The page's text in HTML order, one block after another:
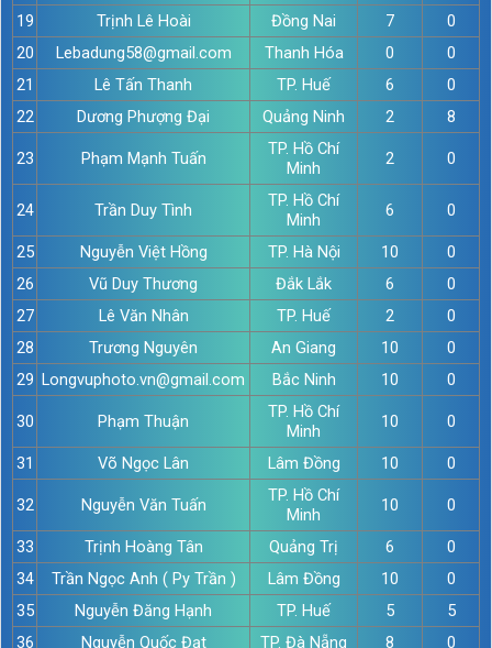
19
Trịnh Lê Hoài Đồng Nai 7
0
20
Lebadung58@gmail.com Thanh Hóa 0
0
21
Lê Tấn Thanh TP. Huế 6
0
22
Dương Phượng Đại Quảng Ninh 2 8
23 Phạm Mạnh Tuấn
TP. Hồ Chí
Minh
2 0
24 Trần Duy Tình
TP. Hồ Chí
Minh
6 0
25 Nguyễn Việt Hồng TP. Hà Nội 10
0
26
Vũ Duy Thương Đắk Lắk 6
0
27
Lê Văn Nhân TP. Huế 2
0
28
Trương Nguyên An Giang 10
0
29 Longvuphoto.vn@gmail.com Bắc Ninh 10 0
30 Phạm Thuận
TP. Hồ Chí
Minh
10 0
31 Võ Ngọc Lân Lâm Đồng 10 0
32 Nguyễn Văn Tuấn
TP. Hồ Chí
Minh
10 0
33 Trịnh Hoàng Tân Quảng Trị 6
0
34
Trần Ngọc Anh ( Py Trần ) Lâm Đồng 10
0
35
Nguyễn Đăng Hạnh TP. Huế 5
5
36
Nguyễn Quốc Đạt TP. Đà Nẵng 8
0